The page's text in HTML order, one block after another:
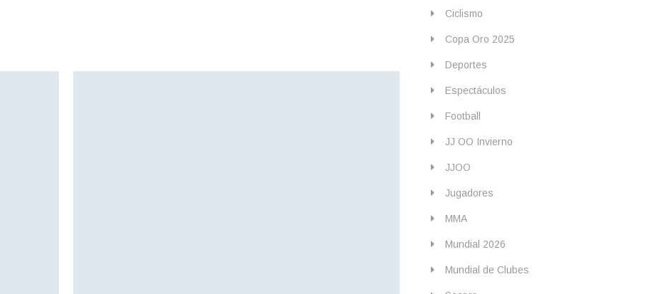
Ciclismo
Copa Oro 2025
Deportes
Espectáculos
Football
JJ OO Invierno
JJOO
Jugadores
MMA
Mundial 2026
Mundial de Clubes